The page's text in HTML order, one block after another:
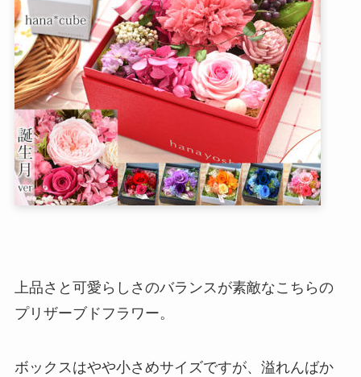
上品さと可愛らしさのバランスが素敵なこちらの
プリザーブドフラワー。
ボックスはやや小さめサイズですが、溢れんばか